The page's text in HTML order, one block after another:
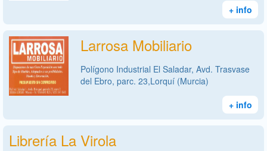
+ info
Larrosa Mobiliario
Polígono Industrial El Saladar, Avd. Trasvase
del Ebro, parc. 23,Lorquí (Murcia)
+ info
Librería La Virola